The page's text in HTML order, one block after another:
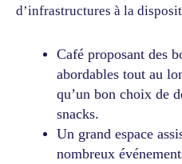
d’infrastructures à la
Café proposant des
abordables tout au
qu’un bon choix de
snacks.
Un grand espace
nombreux